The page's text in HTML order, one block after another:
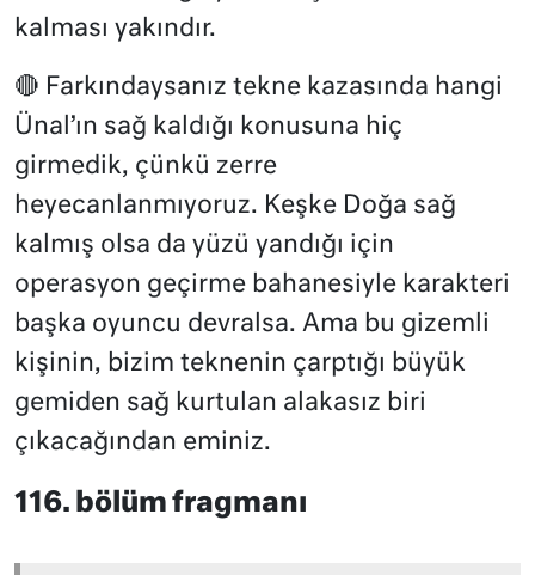
kalması yakındır.
🔴 Farkındaysanız tekne kazasında hangi
Ünal’ın sağ kaldığı konusuna hiç
girmedik, çünkü zerre
heyecanlanmıyoruz. Keşke Doğa sağ
kalmış olsa da yüzü yandığı için
operasyon geçirme bahanesiyle karakteri
başka oyuncu devralsa. Ama bu gizemli
kişinin, bizim teknenin çarptığı büyük
gemiden sağ kurtulan alakasız biri
çıkacağından eminiz.
116. bölüm fragmanı